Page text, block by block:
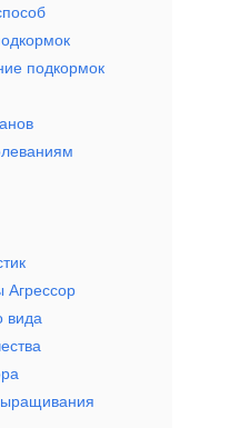
подкормок
Агрессор
вида